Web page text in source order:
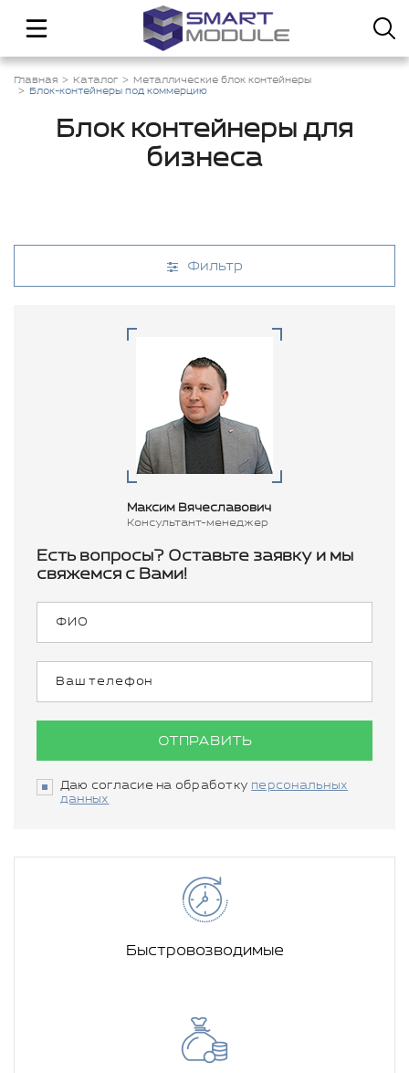
Главная Каталог
Металлические блок контейнеры
Блок-контейнеры под коммерцию
Блок контейнеры для
бизнеса
Фильтр
Максим Вячеславович
Консультант-менеджер
Есть вопросы? Оставьте заявку и мы
свяжемся с Вами!
ОТПРАВИТЬ
Даю согласие на обработку персональных
данных
Быстровозводимые